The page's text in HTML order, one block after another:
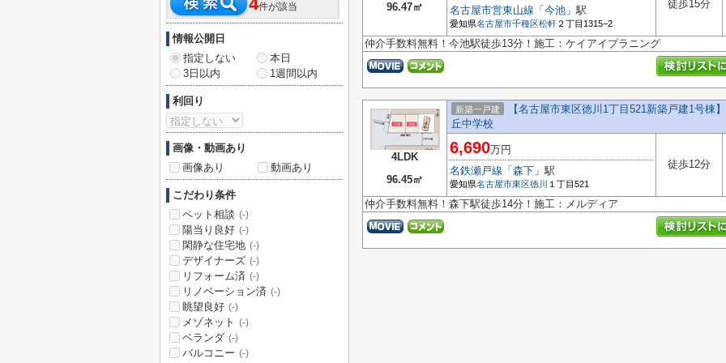
96.47㎡ 名古屋市営東山線 「 今池 」駅
愛知県名古屋市千種区松軒 ２丁目1315−2
徒歩15分
仲介手数料無料！今池駅徒歩13分！施工：ケイアイプラニング
4LDK
96.45㎡
新築一戸建
【名古屋市東区徳川1丁目521新築戸建1号棟
丘中学校
6,690万円
名鉄瀬戸線 「 森下 」駅
愛知県名古屋市東区徳川 １丁目521
徒歩12分
仲介手数料無料！森下駅徒歩14分！施工：メルディア
4件が該当
情報公開日
指定しない
本日
3日以内
1週間以内
利回り
画像・動画あり
画像あり
動画あり
こだわり条件
ペット相談 (-)
陽当り良好 (-)
閑静な住宅地 (-)
デザイナーズ (-)
リフォーム済 (-)
リノベーション済 (-)
眺望良好 (-)
メゾネット (-)
ベランダ (-)
バルコニー (-)